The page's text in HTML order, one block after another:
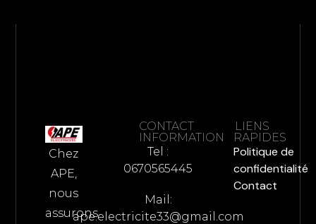
Chez
APE,
nous
assurons
CONTACT
INFORMATION
Tel :
0670565445
Mail:
ape.electricite33@gmail.com
LIENS
RAPIDES
Politique de
confidentialité
Contact